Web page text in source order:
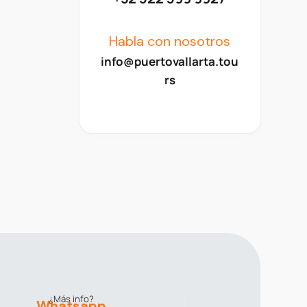
Habla con nosotros
info@puertovallarta.tou
rs
¿Más info?